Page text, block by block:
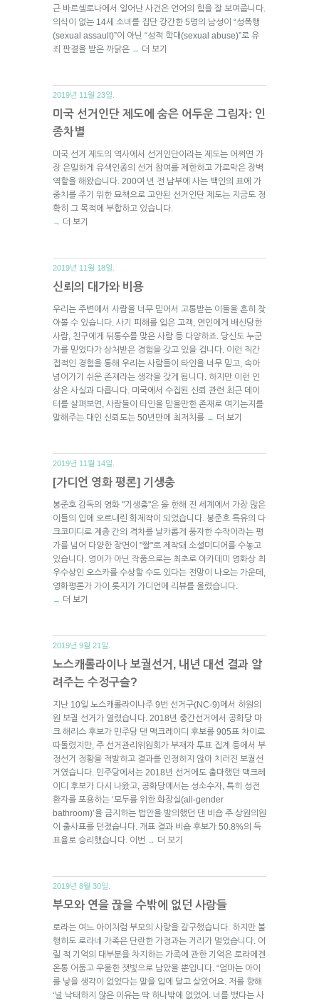
근 바르셀로나에서 일어난 사건은 언어의 힘을 잘 보여줍니다.
의식이 없는 14세 소녀를 집단 강간한 5명의 남성이 “성폭행
(sexual assault)”이 아닌 “성적 학대(sexual abuse)”로 유
죄 판결을 받은 까닭은 → 더 보기
2019년 11월 23일.
미국 선거인단 제도에 숨은 어두운 그림자: 인
종차별
미국 선거 제도의 역사에서 선거인단이라는 제도는 어쩌면 가
장 은밀하게 유색인종의 선거 참여를 제한하고 가로막은 장벽
역할을 해왔습니다. 200여 년 전 남부에 사는 백인의 표에 가
중치를 주기 위한 묘책으로 고안된 선거인단 제도는 지금도 정
확히 그 목적에 부합하고 있습니다.
→ 더 보기
2019년 11월 18일.
신뢰의 대가와 비용
우리는 주변에서 사람을 너무 믿어서 고통받는 이들을 흔히 찾
아볼 수 있습니다. 사기 피해를 입은 고객, 연인에게 배신당한
사람, 친구에게 뒤통수를 맞은 사람 등 다양하죠. 당신도 누군
가를 믿었다가 상처받은 경험을 갖고 있을 겁니다. 이런 직간
접적인 경험을 통해 우리는 사람들이 타인을 너무 믿고, 속아
넘어가기 쉬운 존재라는 생각을 갖게 됩니다. 하지만 이런 인
상은 사실과 다릅니다. 미국에서 수집된 신뢰 관련 최근 데이
터를 살펴보면, 사람들이 타인을 믿을만한 존재로 여기는지를
말해주는 대인 신뢰도는 50년만에 최저치를 → 더 보기
2019년 11월 14일.
[가디언 영화 평론] 기생충
봉준호 감독의 영화 "기생충"은 올 한해 전 세계에서 가장 많은
이들의 입에 오르내린 화제작이 되었습니다. 봉준호 특유의 다
크코미디로 계층 간의 격차를 날카롭게 풍자한 수작이라는 평
가를 넘어 다양한 장면이 "짤"로 제작돼 소셜미디어를 수놓고
있습니다. 영어가 아닌 작품으로는 최초로 아카데미 영화상 최
우수상인 오스카를 수상할 수도 있다는 전망이 나오는 가운데,
영화평론가 가이 롯지가 가디언에 리뷰를 올렸습니다.
→ 더 보기
2019년 9월 21일.
노스캐롤라이나 보궐선거, 내년 대선 결과 알
려주는 수정구슬?
지난 10일 노스캐롤라이나주 9번 선거구(NC-9)에서 하원의
원 보궐 선거가 열렸습니다. 2018년 중간선거에서 공화당 마
크 해리스 후보가 민주당 댄 맥크레이디 후보를 905표 차이로
따돌렸지만, 주 선거관리위원회가 부재자 투표 집계 등에서 부
정선거 정황을 적발하고 결과를 인정하지 않아 치러진 보궐선
거였습니다. 민주당에서는 2018년 선거에도 출마했던 맥크레
이디 후보가 다시 나왔고, 공화당에서는 성소수자, 특히 성전
환자를 포용하는 ‘모두를 위한 화장실(all-gender
bathroom)’을 금지하는 법안을 발의했던 댄 비숍 주 상원의원
이 출사표를 던졌습니다. 개표 결과 비숍 후보가 50.8%의 득
표율로 승리했습니다. 이번 → 더 보기
2019년 8월 30일.
부모와 연을 끊을 수밖에 없던 사람들
로라는 여느 아이처럼 부모의 사랑을 갈구했습니다. 하지만 불
행히도 로라네 가족은 단란한 가정과는 거리가 멀었습니다. 어
릴 적 기억의 대부분을 차지하는 가족에 관한 기억은 로라에겐
온통 어둡고 우울한 잿빛으로 남았을 뿐입니다. “엄마는 아이
를 낳을 생각이 없었다는 말을 입에 달고 살았어요. 저를 향해
‘널 낙태하지 않은 이유는 딱 하나밖에 없었어. 너를 뱄다는 사